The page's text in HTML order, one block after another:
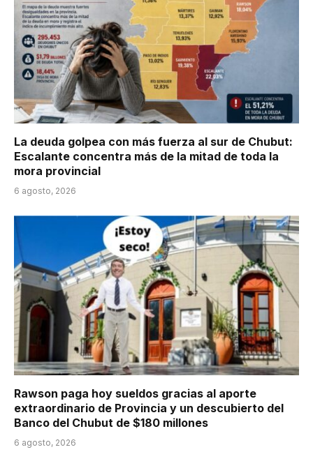
La deuda golpea con más fuerza al sur de Chubut:
Escalante concentra más de la mitad de toda la
mora provincial
6 agosto, 2026
Rawson paga hoy sueldos gracias al aporte
extraordinario de Provincia y un descubierto del
Banco del Chubut de $180 millones
6 agosto, 2026